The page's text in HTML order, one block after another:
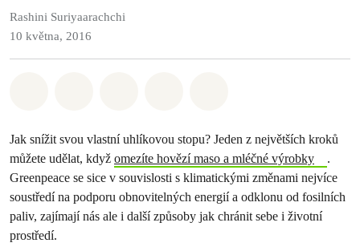
Rashini Suriyaarachchi
10 května, 2016
Jak snížit svou vlastní uhlíkovou stopu? Jeden z největších kroků
můžete udělat, když omezíte hovězí maso a mléčné výrobky
.
Greenpeace se sice v souvislosti s klimatickými změnami nejvíce
soustředí na podporu obnovitelných energií a odklonu od fosilních
paliv, zajímají nás ale i další způsoby jak chránit sebe i životní
prostředí.